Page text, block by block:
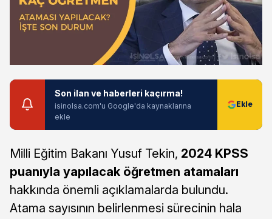
Son ilan ve haberleri kaçırma!
isinolsa.com'u Google'da kaynaklarına
ekle
Milli Eğitim Bakanı Yusuf Tekin, 2024 KPSS
puanıyla yapılacak öğretmen atamaları
hakkında önemli açıklamalarda bulundu.
Atama sayısının belirlenmesi sürecinin hala